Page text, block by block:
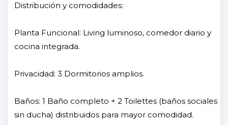
Distribución y comodidades:
Planta Funcional: Living luminoso, comedor diario y
cocina integrada.
Privacidad: 3 Dormitorios amplios.
Baños: 1 Baño completo + 2 Toilettes (baños sociales
sin ducha) distribuidos para mayor comodidad.